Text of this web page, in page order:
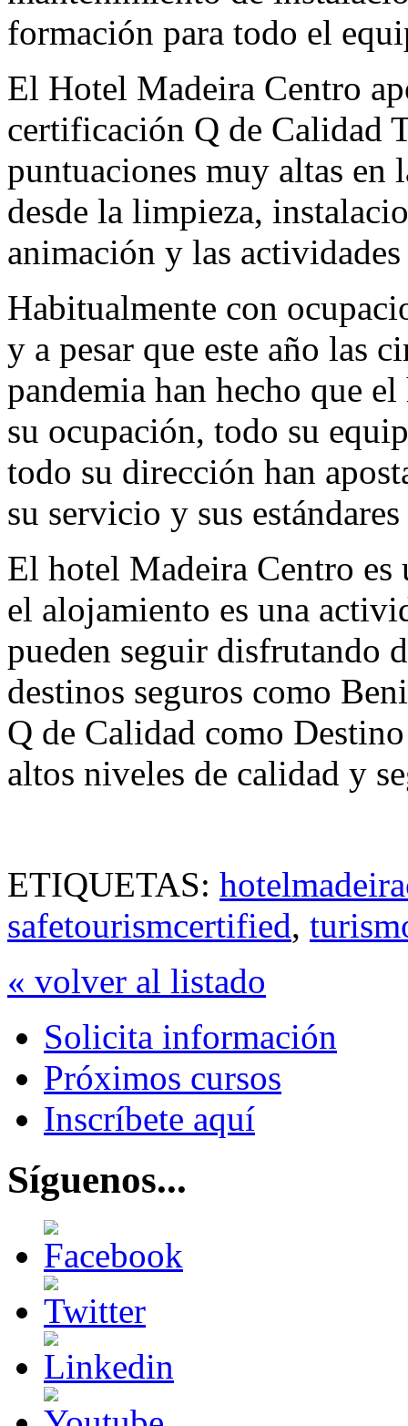
formación para todo el
El Hotel Madeira Centro
certificación Q de Calidad
puntuaciones muy altas en
desde la limpieza,
animación y las
Habitualmente con
y a pesar que este año las
pandemia han hecho que
su ocupación, todo su
todo su dirección han
su servicio y sus
El hotel Madeira Centro
el alojamiento es una
pueden seguir disfrutando
destinos seguros como
Q de Calidad como
altos niveles de calidad y
ETIQUETAS:
safetourismcertified,
« volver al listado
Solicita información
Próximos cursos
Inscríbete aquí
Síguenos...